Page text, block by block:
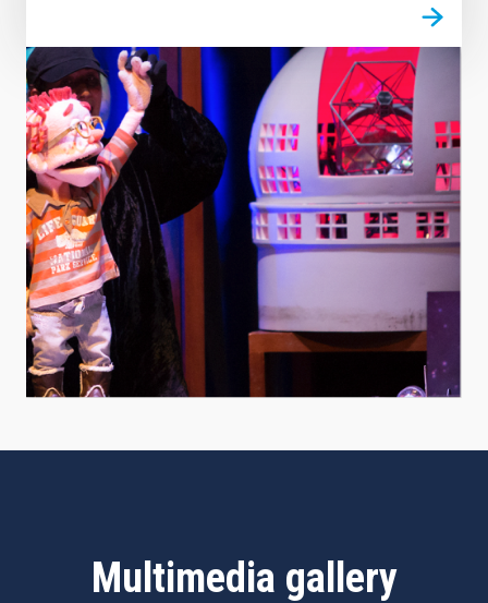
Multimedia gallery